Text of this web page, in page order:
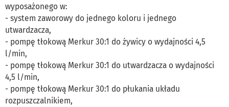
wyposażonego w:
- system zaworowy do jednego koloru i jednego
utwardzacza,
- pompę tłokową Merkur 30:1 do żywicy o wydajności 4,5
l/min,
- pompę tłokową Merkur 30:1 do utwardzacza o wydajności
4,5 l/min,
- pompę tłokową Merkur 30:1 do płukania układu
rozpuszczalnikiem,